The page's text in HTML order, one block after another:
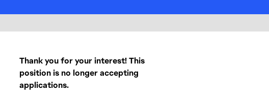
Thank you for your interest! This
position is no longer accepting
applications.